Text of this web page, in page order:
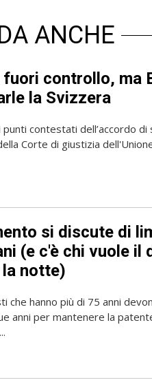
ANCHE
fuori controllo, ma
la Svizzera
contestati dell’accordo di
Corte di giustizia
si discute di
(e c'è chi vuole il
notte)
che hanno più di 75 anni
anni per mantenere la